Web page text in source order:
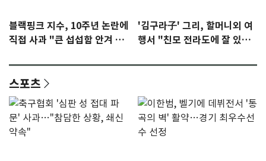
블랙핑크 지수, 10주년 논란에
직접 사과 "큰 섭섭함 안겨 미
'김구라子' 그리, 할머니외 여
행서 "친모 전라도에 잘 있
스포츠